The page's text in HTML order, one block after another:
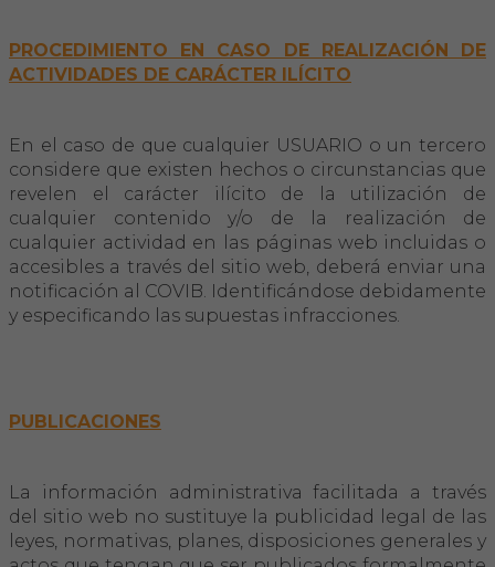
PROCEDIMIENTO EN CASO DE REALIZACIÓN DE
ACTIVIDADES DE CARÁCTER ILÍCITO
En el caso de que cualquier USUARIO o un tercero
considere que existen hechos o circunstancias que
revelen el carácter ilícito de la utilización de
cualquier contenido y/o de la realización de
cualquier actividad en las páginas web incluidas o
accesibles a través del sitio web, deberá enviar una
notificación al COVIB. Identificándose debidamente
y especificando las supuestas infracciones.
PUBLICACIONES
La información administrativa facilitada a través
del sitio web no sustituye la publicidad legal de las
leyes, normativas, planes, disposiciones generales y